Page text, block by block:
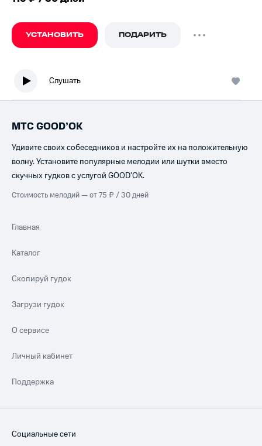
УСТАНОВИТЬ ПОДАРИТЬ
Слушать
МТС GOOD’OK
Удивите своих собеседников и настройте их на положительную
волну. Установите популярные мелодии или шутки вместо
скучных гудков с услугой GOOD’OK.
Стоимость мелодий — от 75 ₽ / 30 дней
Главная
Каталог
Скопируй гудок
Загрузи гудок
О сервисе
Личный кабинет
Поддержка
Социальные сети